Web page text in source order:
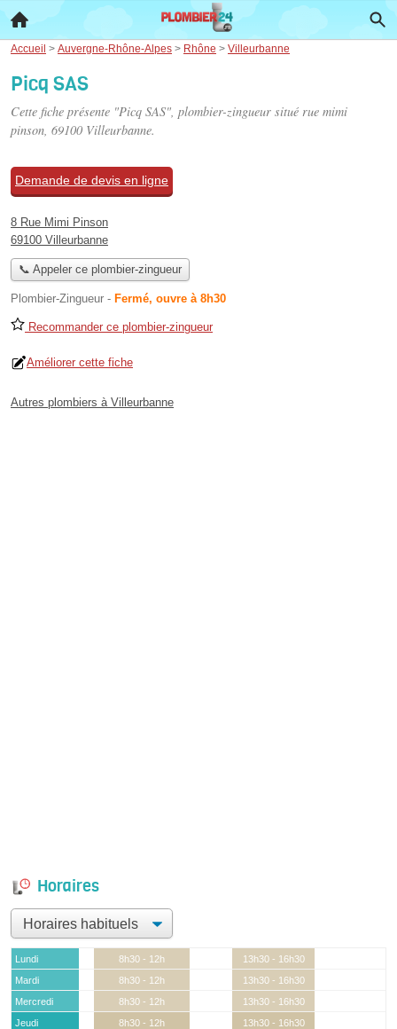
Accueil > Auvergne-Rhône-Alpes > Rhône > Villeurbanne
Picq SAS
Cette fiche présente "Picq SAS", plombier-zingueur situé rue mimi
pinson, 69100 Villeurbanne.
Demande de devis en ligne
8 Rue Mimi Pinson
69100 Villeurbanne
📞 Appeler ce plombier-zingueur
Plombier-Zingueur - Fermé, ouvre à 8h30
Recommander ce plombier-zingueur
Améliorer cette fiche
Autres plombiers à Villeurbanne
Horaires
Lundi 8h30 - 12h
13h30 - 16h30
Mardi
8h30 - 12h
13h30 - 16h30
Mercredi
8h30 - 12h
13h30 - 16h30
Jeudi
8h30 - 12h
13h30 - 16h30